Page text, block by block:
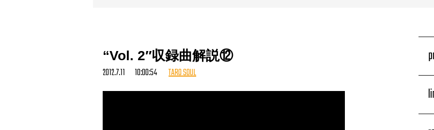
“Vol. 2″収録曲解説⑫
2012.7.11 10:00:54 TARO SOUL